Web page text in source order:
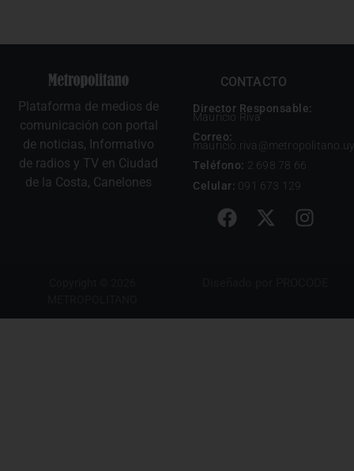
Plataforma de medios de
comunicación con portal
de noticias, Informativo
de radios y TV en Ciudad
de la Costa, Canelones
CONTACTO
Director Responsable:
Mauricio Riva
Correo:
mauricio.riva@metropolitano.uy
Teléfono: 2 698 78 66
Celular: 091 673 129